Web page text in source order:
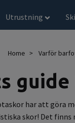
Utrustning
Home Varför
har att göra
skor! Det